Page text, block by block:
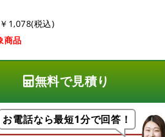
1,078(税込)
商品
無料で見積り
お電話なら最短1分で回答！